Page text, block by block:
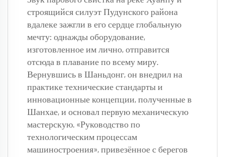
строящийся силуэт Пудунского района
вдалеке зажгли в его сердце глобальную
мечту: однажды оборудование,
изготовленное им лично, отправится
отсюда в плавание по всему миру.
Вернувшись в Шаньдонг, он внедрил на
практике технические стандарты и
инновационные концепции, полученные в
Шанхае, и основал первую механическую
мастерскую. «Руководство по
технологическим процессам
машиностроения», привезённое с берегов